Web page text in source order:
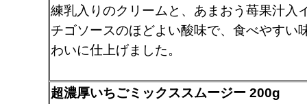
練乳入りのクリームと、あまおう苺果汁入
チゴソースのほどよい酸味で、食べやすい
わいに仕上げました。
超濃厚いちごミックススムージー 200g